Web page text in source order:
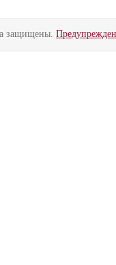
защищены.